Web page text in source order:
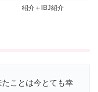
紹介＋IBJ紹介
ことは今とても幸